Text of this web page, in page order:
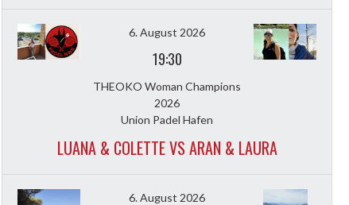
6. August 2026
19:30
THEOKO Woman Champions
2026
Union Padel Hafen
LUANA & COLETTE VS ARAN & LAURA
6. August 2026